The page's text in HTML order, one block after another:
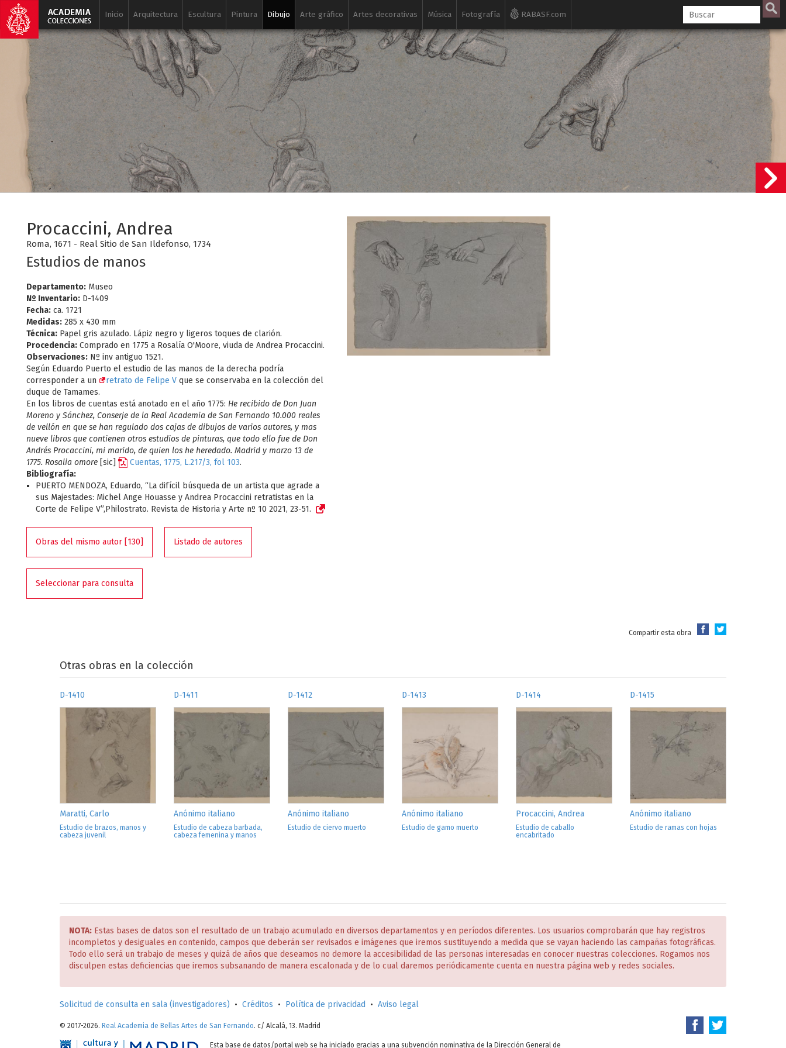
Inicio Arquitectura Escultura Pintura Dibujo Arte gráfico Artes decorativas Música Fotografía RABASF.com
Procaccini, Andrea
Roma, 1671 - Real Sitio de San Ildefonso, 1734
Estudios de manos
Departamento: Museo
Nº Inventario: D-1409
Fecha: ca. 1721
Medidas: 285 x 430 mm
Técnica: Papel gris azulado. Lápiz negro y ligeros toques de clarión.
Procedencia: Comprado en 1775 a Rosalía O'Moore, viuda de Andrea Procaccini.
Observaciones: Nº inv antiguo 1521.
Según Eduardo Puerto el estudio de las manos de la derecha podría
corresponder a un
retrato de Felipe V que se conservaba en la colección del
duque de Tamames.
En los libros de cuentas está anotado en el año 1775: He recibido de Don Juan
Moreno y Sánchez, Conserje de la Real Academia de San Fernando 10.000 reales
de vellón en que se han regulado dos cajas de dibujos de varios autores, y mas
nueve libros que contienen otros estudios de pinturas, que todo ello fue de Don
Andrés Procaccini, mi marido, de quien los he heredado. Madrid y marzo 13 de
1775. Rosalia omore [sic] Cuentas, 1775, L.217/3, fol 103.
Bibliografía:
PUERTO MENDOZA, Eduardo, “La difícil búsqueda de un artista que agrade a
sus Majestades: Michel Ange Houasse y Andrea Procaccini retratistas en la
Corte de Felipe V”,Philostrato. Revista de Historia y Arte nº 10 2021, 23-51.
Obras del mismo autor [130] Listado de autores
Seleccionar para consulta
Compartir esta obra
Otras obras en la colección
D-1410
Maratti, Carlo
Estudio de brazos, manos y
cabeza juvenil
D-1411
Anónimo italiano
Estudio de cabeza barbada,
cabeza femenina y manos
D-1412
Anónimo italiano
Estudio de ciervo muerto
D-1413
Anónimo italiano
Estudio de gamo muerto
D-1414
Procaccini, Andrea
Estudio de caballo
encabritado
D-1415
Anónimo italiano
Estudio de ramas con hojas
NOTA: Estas bases de datos son el resultado de un trabajo acumulado en diversos departamentos y en períodos diferentes. Los usuarios comprobarán que hay registros
incompletos y desiguales en contenido, campos que deberán ser revisados e imágenes que iremos sustituyendo a medida que se vayan haciendo las campañas fotográficas.
Todo ello será un trabajo de meses y quizá de años que deseamos no demore la accesibilidad de las personas interesadas en conocer nuestras colecciones. Rogamos nos
disculpen estas deficiencias que iremos subsanando de manera escalonada y de lo cual daremos periódicamente cuenta en nuestra página web y redes sociales.
Solicitud de consulta en sala (investigadores) • Créditos • Política de privacidad • Aviso legal
© 2017-2026. Real Academia de Bellas Artes de San Fernando. c/ Alcalá, 13. Madrid
Esta base de datos/portal web se ha iniciado gracias a una subvención nominativa de la Dirección General de